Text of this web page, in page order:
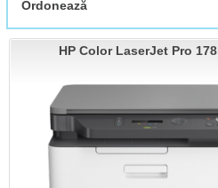
Ordonează
HP Color LaserJet Pro